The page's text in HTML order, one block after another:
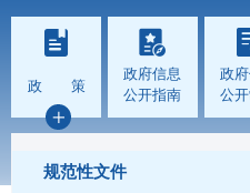
政 策
政府信息
公开指南
政
公
规范性文件